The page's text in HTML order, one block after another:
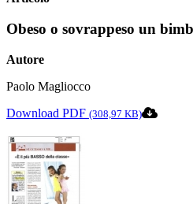
Obeso o sovrappeso un
Autore
Paolo Magliocco
Download PDF (308,97 KB)